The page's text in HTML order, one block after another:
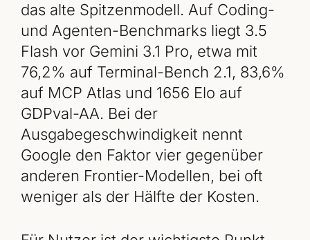
das alte Spitzenmodell. Auf Coding-
und Agenten-Benchmarks liegt 3.5
Flash vor Gemini 3.1 Pro, etwa mit
76,2% auf Terminal-Bench 2.1, 83,6%
auf MCP Atlas und 1656 Elo auf
GDPval-AA. Bei der
Ausgabegeschwindigkeit nennt
Google den Faktor vier gegenüber
anderen Frontier-Modellen, bei oft
weniger als der Hälfte der Kosten.